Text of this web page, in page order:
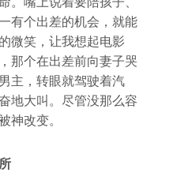
有个出差的机会，就能
微笑，让我想起电影
那个在出差前向妻子哭
主，转眼就驾驶着汽
地大叫。尽管没那么容
神改变。